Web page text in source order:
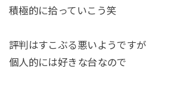
積極的に拾っていこう笑
評判はすこぶる悪いようですが
個人的には好きな台なので